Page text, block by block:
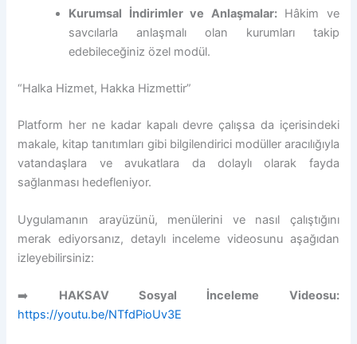
Kurumsal İndirimler ve Anlaşmalar:Hâkim ve
savcılarla anlaşmalı olan kurumları takip
edebileceğiniz özel modül.
“Halka Hizmet, Hakka Hizmettir”
Platform her ne kadar kapalı devre çalışsa da içerisindeki
makale, kitap tanıtımları gibi bilgilendirici modüller aracılığıyla
vatandaşlara ve avukatlara da dolaylı olarak fayda
sağlanması hedefleniyor.
Uygulamanın arayüzünü, menülerini ve nasıl çalıştığını
merak ediyorsanız, detaylı inceleme videosunu aşağıdan
izleyebilirsiniz:
➡️ HAKSAV Sosyal İnceleme Videosu:
https://youtu.be/NTfdPioUv3E